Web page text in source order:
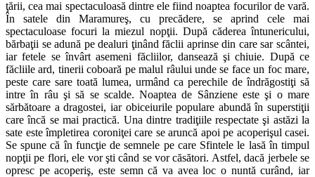
ţării, cea mai spectaculoasă dintre ele fiind noaptea focurilor de vară.
În satele din Maramureş, cu precădere, se aprind cele mai
spectaculoase focuri la miezul nopţii. După căderea întunericului,
bărbaţii se adună pe dealuri ţinând făclii aprinse din care sar scântei,
iar fetele se învârt asemeni făcliilor, dansează şi chiuie. După ce
făcliile ard, tinerii coboară pe malul râului unde se face un foc mare,
peste care sare toată lumea, urmând ca perechile de îndrăgostiţi să
intre în râu şi să se scalde. Noaptea de Sânziene este şi o mare
sărbătoare a dragostei, iar obiceiurile populare abundă în superstiţii
care încă se mai practică. Una dintre tradiţiile respectate şi astăzi la
sate este împletirea coroniţei care se aruncă apoi pe acoperişul casei.
Se spune că în funcţie de semnele pe care Sfintele le lasă în timpul
nopţii pe flori, ele vor şti când se vor căsători. Astfel, dacă jerbele se
opresc pe acoperiş, este semn că va avea loc o nuntă curând, iar